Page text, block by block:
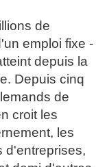
de
emploi fixe -
depuis la
Depuis cinq
de
croit les
les
d'entreprises,